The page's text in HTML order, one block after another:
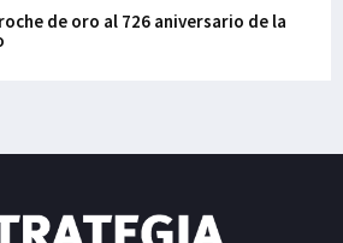
de oro al 726 aniversario de la